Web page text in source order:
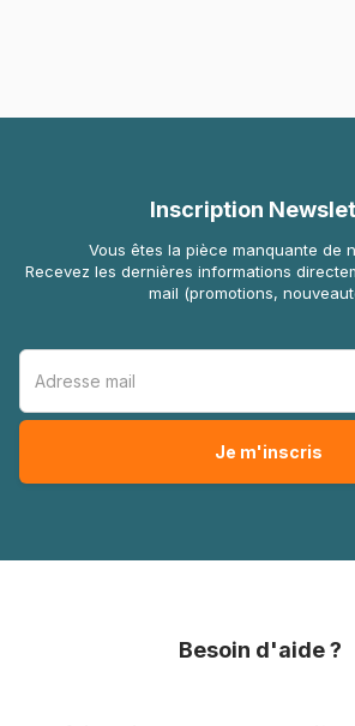
Inscription
Vous êtes la pièce manquante de
Recevez les dernières informations
mail (promotions,
Besoin d'aide ?